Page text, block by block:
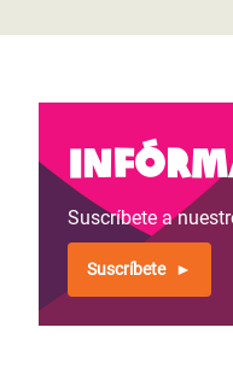
Suscríbete a
Suscríbete